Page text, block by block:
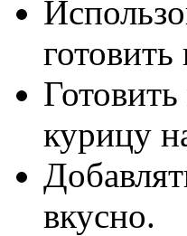
курицу
вкусно.